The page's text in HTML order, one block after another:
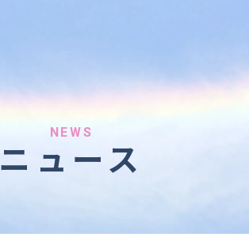
コンテンツ提供
その他の情報提供
NEWS
ニュース